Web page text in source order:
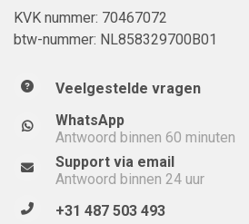
KVK nummer: 70467072
btw-nummer: NL858329700B01
Veelgestelde vragen
WhatsApp
Antwoord binnen 60 minuten
Support via email
Antwoord binnen 24 uur
+31 487 503 493